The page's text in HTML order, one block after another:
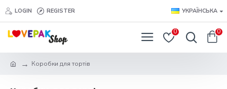
LOGIN REGISTER УКРАЇНСЬКА
0 0
Коробки для тортів